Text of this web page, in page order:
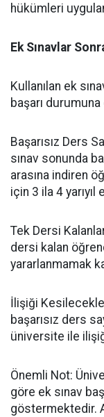
hükümleri
Ek Sınavlar
​Kullanılan ek
başarı
​Başarısız Ders
sınav sonunda
arasına indiren
için 3 ila 4 yarıyıl
​Tek Dersi
dersi kalan
yararlanmamak
​İlişiği
başarısız ders
üniversite ile
​Önemli Not:
göre ek sınav
göstermektedir.